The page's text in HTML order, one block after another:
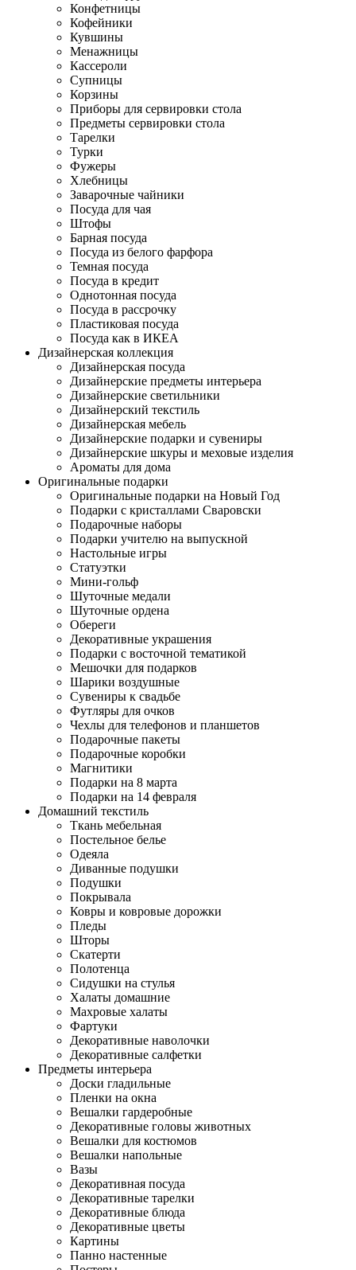
Конфетницы
Кофейники
Кувшины
Менажницы
Кассероли
Супницы
Корзины
Приборы для сервировки стола
Предметы сервировки стола
Тарелки
Турки
Фужеры
Хлебницы
Заварочные чайники
Посуда для чая
Штофы
Барная посуда
Посуда из белого фарфора
Темная посуда
Посуда в кредит
Однотонная посуда
Посуда в рассрочку
Пластиковая посуда
Посуда как в ИКЕА
Дизайнерская коллекция
Дизайнерская посуда
Дизайнерские предметы интерьера
Дизайнерские светильники
Дизайнерский текстиль
Дизайнерская мебель
Дизайнерские подарки и сувениры
Дизайнерские шкуры и меховые изделия
Ароматы для дома
Оригинальные подарки
Оригинальные подарки на Новый Год
Подарки с кристаллами Сваровски
Подарочные наборы
Подарки учителю на выпускной
Настольные игры
Статуэтки
Мини-гольф
Шуточные медали
Шуточные ордена
Обереги
Декоративные украшения
Подарки с восточной тематикой
Мешочки для подарков
Шарики воздушные
Сувениры к свадьбе
Футляры для очков
Чехлы для телефонов и планшетов
Подарочные пакеты
Подарочные коробки
Магнитики
Подарки на 8 марта
Подарки на 14 февраля
Домашний текстиль
Ткань мебельная
Постельное белье
Одеяла
Диванные подушки
Подушки
Покрывала
Ковры и ковровые дорожки
Пледы
Шторы
Скатерти
Полотенца
Сидушки на стулья
Халаты домашние
Махровые халаты
Фартуки
Декоративные наволочки
Декоративные салфетки
Предметы интерьера
Доски гладильные
Пленки на окна
Вешалки гардеробные
Декоративные головы животных
Вешалки для костюмов
Вешалки напольные
Вазы
Декоративная посуда
Декоративные тарелки
Декоративные блюда
Декоративные цветы
Картины
Панно настенные